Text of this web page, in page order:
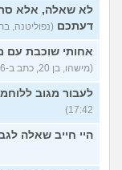
לא שאלה, אלא
דעתכם (נפוליטנה, בת 23, כתבה ב-03/08/26
אחותי שוכבת עם
(מישהו, בן 20, כתב ב-03/08/26 17:53)
לעבור מגוב
17:42)
היי חייב שאלה